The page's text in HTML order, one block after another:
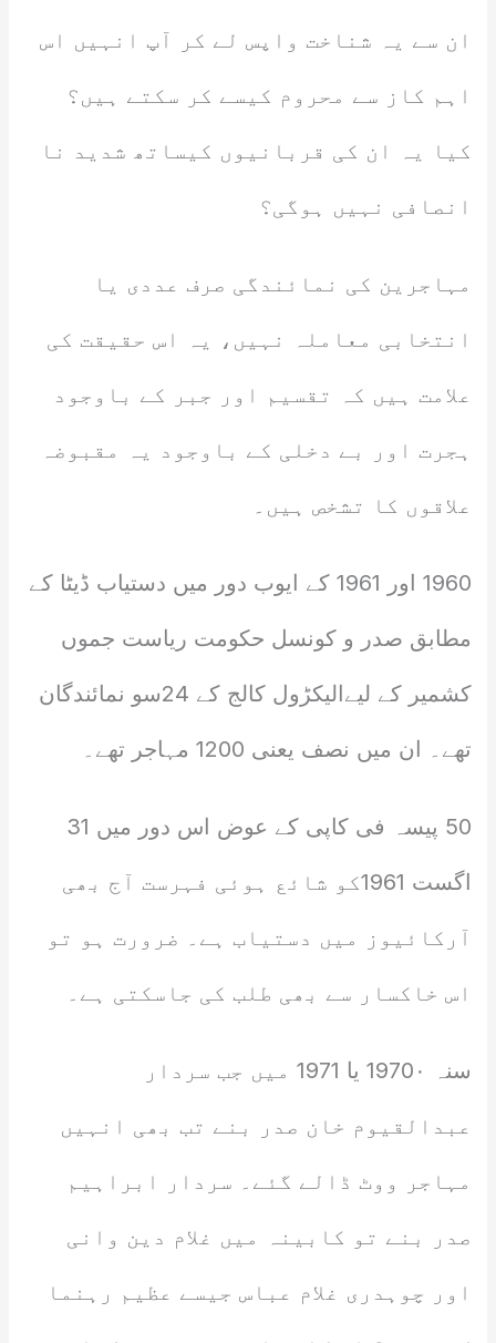
ان سے یہ شناخت واپس لے کر آپ انہیں اس
اہم کاز سے محروم کیسے کر سکتے ہیں؟
کیا یہ ان کی قربانیوں کیساتھ شدید نا
انصافی نہیں ہوگی؟
مہاجرین کی نمائندگی صرف عددی یا
انتخابی معاملہ نہیں، یہ اس حقیقت کی
علامت ہیں کہ تقسیم اور جبر کے باوجود
ہجرت اور بے دخلی کے باوجود یہ مقبوضہ
علاقوں کا تشخص ہیں۔
1960 اور 1961 کے ایوب دور میں دستیاب ڈیٹا کے
مطابق صدر و کونسل حکومت ریاست جموں
کشمیر کے لیےالیکڑول کالج کے 24سو نمائندگان
تھے۔ ان میں نصف یعنی 1200 مہاجر تھے۔
50 پیسہ فی کاپی کے عوض اس دور میں 31
اگست 1961کو شائع ہوئی فہرست آج بھی
آرکائیوز میں دستیاب ہے۔ ضرورت ہو تو
اس خاکسار سے بھی طلب کی جاسکتی ہے۔
سنہ 1970٠ یا 1971 میں جب سردار
عبدالقیوم خان صدر بنے تب بھی انہیں
مہاجر ووٹ ڈالے گئے۔ سردار ابراہیم
صدر بنے تو کابینہ میں غلام دین وانی
اور چوہدری غلام عباس جیسے عظیم رہنما